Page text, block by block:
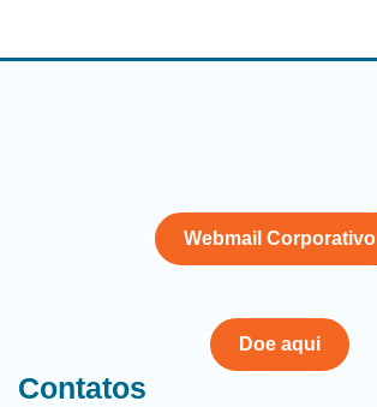
Webmail Corporativo
Doe aqui
Contatos